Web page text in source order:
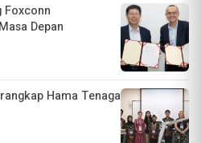
Foxconn
Depan
Hama Tenaga